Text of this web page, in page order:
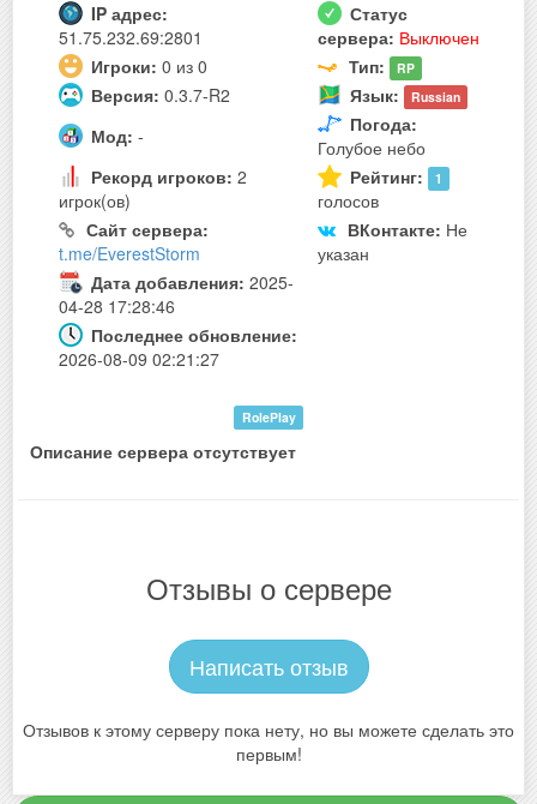
IP адрес:
51.75.232.69:2801
Статус
сервера: Выключен
Игроки: 0 из 0 Тип: RP
Версия: 0.3.7-R2 Язык: Russian
Мод: -
Погода:
Голубое небо
Рекорд игроков: 2
игрок(ов)
Рейтинг: 1
голосов
Сайт сервера:
t.me/EverestStorm
ВКонтакте: Не
указан
Дата добавления: 2025-
04-28 17:28:46
Последнее обновление:
2026-08-09 02:21:27
RolePlay
Описание сервера отсутствует
Отзывы о сервере
Написать отзыв
Отзывов к этому серверу пока нету, но вы можете сделать это
первым!